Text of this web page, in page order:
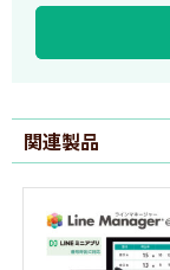
関連製品